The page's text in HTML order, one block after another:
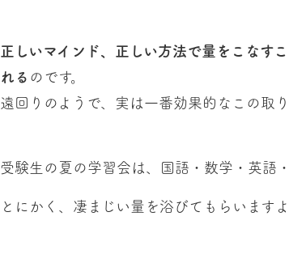
正しいマインド、正しい方法で量をこなす
れる のです。
遠回りのようで、実は一番効果的なこの取
受験生の夏の学習会は、国語・数学・英語
とにかく、凄まじい量を浴びてもらいますよ